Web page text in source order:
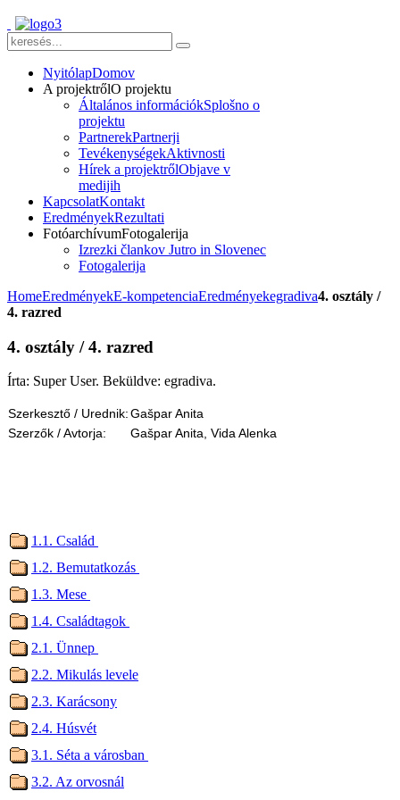
NyitólapDomov
A projektrőlO projektu
Általános információkSplošno o
projektu
PartnerekPartnerji
TevékenységekAktivnosti
Hírek a projektrőlObjave v
medijih
KapcsolatKontakt
EredményekRezultati
FotóarchívumFotogalerija
Izrezki člankov Jutro in Slovenec
Fotogalerija
HomeEredményekE-kompetenciaEredményekegradiva4. osztály /
4. razred
4. osztály / 4. razred
Írta: Super User. Beküldve: egradiva.
Szerkesztő / Urednik:Gašpar Anita
Szerzők / Avtorja:
Gašpar Anita, Vida Alenka
1.1. Család
1.2. Bemutatkozás
1.3. Mese
1.4. Családtagok
2.1. Ünnep
2.2. Mikulás levele
2.3. Karácsony
2.4. Húsvét
3.1. Séta a városban
3.2. Az orvosnál